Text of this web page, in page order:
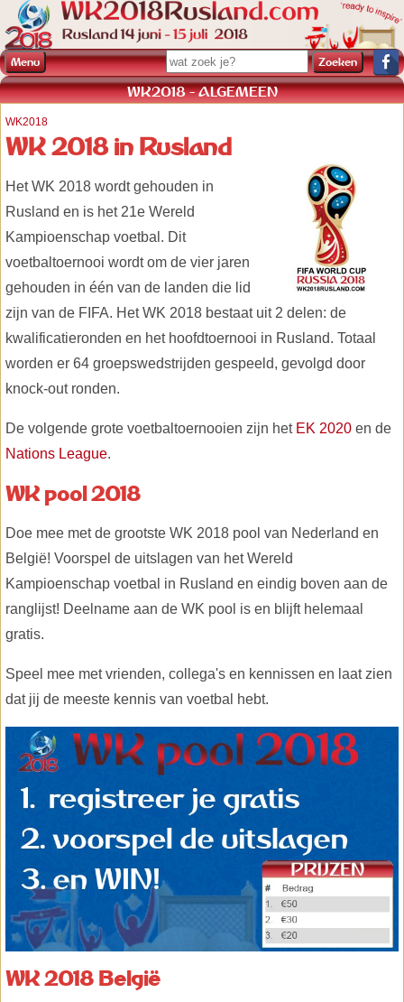
WK2018 - ALGEMEEN
WK2018
WK 2018 in Rusland
Het WK 2018 wordt gehouden in
Rusland en is het 21e Wereld
Kampioenschap voetbal. Dit
voetbaltoernooi wordt om de vier jaren
gehouden in één van de landen die lid
zijn van de FIFA. Het WK 2018 bestaat uit 2 delen: de
kwalificatieronden en het hoofdtoernooi in Rusland. Totaal
worden er 64 groepswedstrijden gespeeld, gevolgd door
knock-out ronden.
De volgende grote voetbaltoernooien zijn het EK 2020 en de
Nations League.
WK pool 2018
Doe mee met de grootste WK 2018 pool van Nederland en
België! Voorspel de uitslagen van het Wereld
Kampioenschap voetbal in Rusland en eindig boven aan de
ranglijst! Deelname aan de WK pool is en blijft helemaal
gratis.
Speel mee met vrienden, collega's en kennissen en laat zien
dat jij de meeste kennis van voetbal hebt.
WK 2018 België
Menu